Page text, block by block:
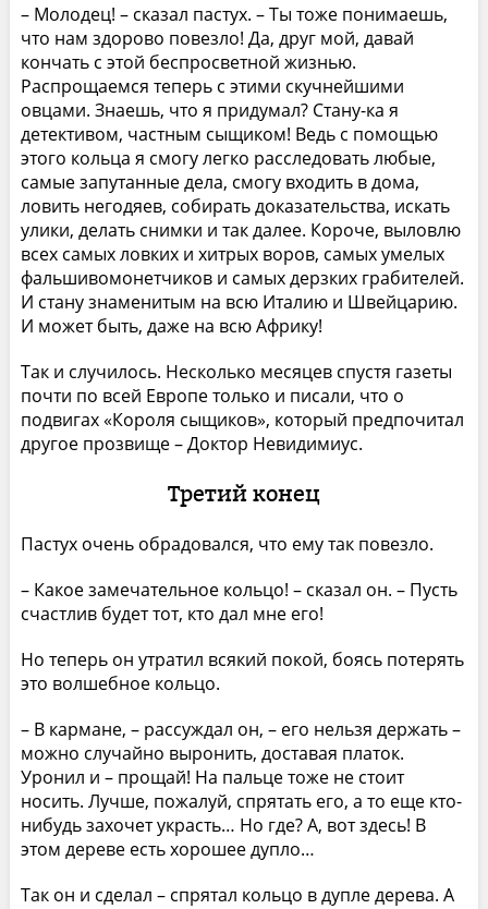
– Молодец! – сказал пастух. – Ты тоже понимаешь,
что нам здорово повезло! Да, друг мой, давай
кончать с этой беспросветной жизнью.
Распрощаемся теперь с этими скучнейшими
овцами. Знаешь, что я придумал? Стану-ка я
детективом, частным сыщиком! Ведь с помощью
этого кольца я смогу легко расследовать любые,
самые запутанные дела, смогу входить в дома,
ловить негодяев, собирать доказательства, искать
улики, делать снимки и так далее. Короче, выловлю
всех самых ловких и хитрых воров, самых умелых
фальшивомонетчиков и самых дерзких грабителей.
И стану знаменитым на всю Италию и Швейцарию.
И может быть, даже на всю Африку!
Так и случилось. Несколько месяцев спустя газеты
почти по всей Европе только и писали, что о
подвигах «Короля сыщиков», который предпочитал
другое прозвище – Доктор Невидимиус.
Третий конец
Пастух очень обрадовался, что ему так повезло.
– Какое замечательное кольцо! – сказал он. – Пусть
счастлив будет тот, кто дал мне его!
Но теперь он утратил всякий покой, боясь потерять
это волшебное кольцо.
– В кармане, – рассуждал он, – его нельзя держать –
можно случайно выронить, доставая платок.
Уронил и – прощай! На пальце тоже не стоит
носить. Лучше, пожалуй, спрятать его, а то еще кто-
нибудь захочет украсть… Но где? А, вот здесь! В
этом дереве есть хорошее дупло…
Так он и сделал – спрятал кольцо в дупле дерева. А